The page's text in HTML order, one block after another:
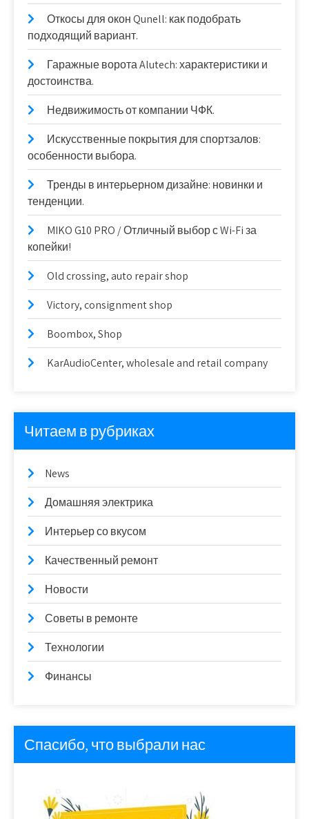
Откосы для окон Qunell: как подобрать
подходящий вариант.
Гаражные ворота Alutech: характеристики и
достоинства.
Недвижимость от компании ЧФК.
Искусственные покрытия для спортзалов:
особенности выбора.
Тренды в интерьерном дизайне: новинки и
тенденции.
MIKO G10 PRO / Отличный выбор с Wi-Fi за
копейки!
Old crossing, auto repair shop
Victory, consignment shop
Boombox, Shop
KarAudioCenter, wholesale and retail company
Читаем в рубриках
News
Домашняя электрика
Интерьер со вкусом
Качественный ремонт
Новости
Советы в ремонте
Технологии
Финансы
Спасибо, что выбрали нас